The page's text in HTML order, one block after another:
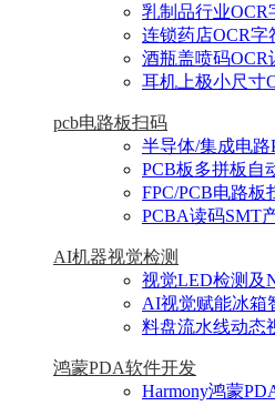
乳制品行业OCR
连锁药店OCR
酒瓶盖喷码OCR
耳机上极小尺寸
pcb电路板扫码
半导体/集成电路
PCB板多拼板自
FPC/PCB电路板
PCBA读码SMT
AI机器视觉检测
视觉LED检测及
AI视觉赋能冰箱
料盘流水线动态
鸿蒙PDA软件开发
Harmony鸿蒙